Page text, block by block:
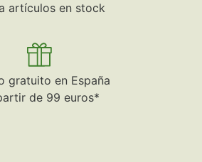
artículos en stock
gratuito en España
de 99 euros*